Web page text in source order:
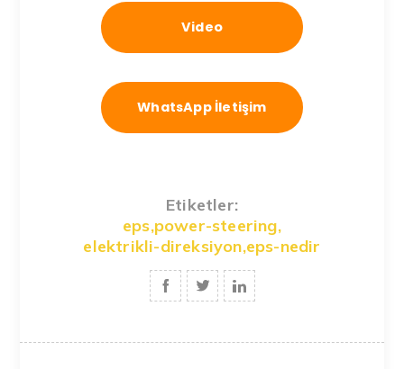
Video
WhatsApp İletişim
Etiketler:
eps,power-steering,
elektrikli-direksiyon,eps-nedir